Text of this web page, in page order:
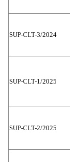
SUP-CLT-3/2024
SUP-CLT-1/2025
SUP-CLT-2/2025